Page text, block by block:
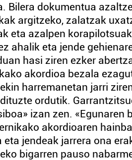
Bilera dokumentua
argitzeko, zalatzak
eta azalpen
ahalik eta jende
hasi ziren ezker
akordioa bezala
harremanetan jarri
ordutik.
izan zen. «Egunaren
akordioaren
jendeak jarrera ona
bigarren pauso